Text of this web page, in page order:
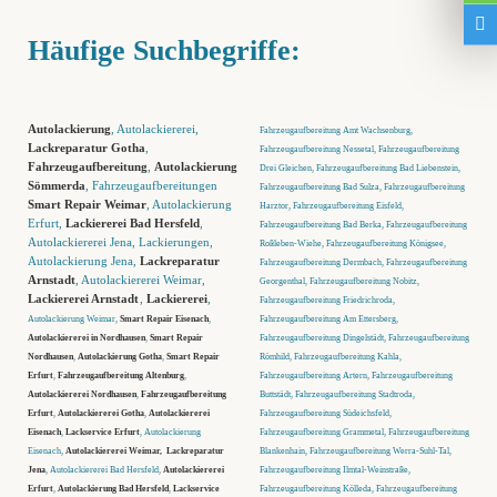
Häufige Suchbegriffe:
Autolackierung , Autolackiererei,
Lackreparatur Gotha
Fahrzeugaufbereitung
Autolackierung
Sömmerda , Fahrzeugaufbereitungen
Smart Repair Weimar , Autolackierung
Erfurt, Lackiererei Bad Hersfeld
Autolackiererei Jena, Lackierungen,
Autolackierung Jena, Lackreparatur
Arnstadt , Autolackiererei Weimar,
Lackiererei Arnstadt
Lackiererei
Autolackierung Weimar, Smart Repair Eisenach
Autolackiererei in Nordhausen Smart Repair
Nordhausen Autolackierung Gotha Smart Repair
Erfurt Fahrzeugaufbereitung Altenburg
Autolackiererei Nordhausen Fahrzeugaufbereitung
Erfurt Autolackiererei Gotha Autolackiererei
Eisenach Lackservice Erfurt , Autolackierung
Eisenach, Autolackiererei Weimar, Lackreparatur
Jena , Autolackiererei Bad Hersfeld, Autolackiererei
Erfurt Autolackierung Bad Hersfeld Lackservice
Fahrzeugaufbereitung Amt Wachsenburg,
Fahrzeugaufbereitung Nessetal, Fahrzeugaufbereitung
Drei Gleichen, Fahrzeugaufbereitung Bad Liebenstein,
Fahrzeugaufbereitung Bad Sulza, Fahrzeugaufbereitung
Harztor, Fahrzeugaufbereitung Eisfeld,
Fahrzeugaufbereitung Bad Berka, Fahrzeugaufbereitung
Roßleben-Wiehe, Fahrzeugaufbereitung Königsee,
Fahrzeugaufbereitung Dermbach, Fahrzeugaufbereitung
Georgenthal, Fahrzeugaufbereitung Nobitz,
Fahrzeugaufbereitung Friedrichroda,
Fahrzeugaufbereitung Am Ettersberg,
Fahrzeugaufbereitung Dingelstädt, Fahrzeugaufbereitung
Römhild, Fahrzeugaufbereitung Kahla,
Fahrzeugaufbereitung Artern, Fahrzeugaufbereitung
Buttstädt, Fahrzeugaufbereitung Stadtroda,
Fahrzeugaufbereitung Südeichsfeld,
Fahrzeugaufbereitung Grammetal, Fahrzeugaufbereitung
Blankenhain, Fahrzeugaufbereitung Werra-Suhl-Tal,
Fahrzeugaufbereitung Ilmtal-Weinstraße,
Fahrzeugaufbereitung Kölleda, Fahrzeugaufbereitung